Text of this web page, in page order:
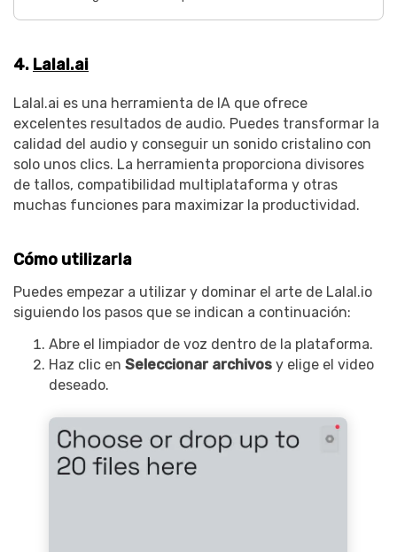
4. Lalal.ai
Lalal.ai es una herramienta de IA que ofrece
excelentes resultados de audio. Puedes transformar la
calidad del audio y conseguir un sonido cristalino con
solo unos clics. La herramienta proporciona divisores
de tallos, compatibilidad multiplataforma y otras
muchas funciones para maximizar la productividad.
Cómo utilizarla
Puedes empezar a utilizar y dominar el arte de Lalal.io
siguiendo los pasos que se indican a continuación:
Abre el limpiador de voz dentro de la plataforma.
Haz clic en Seleccionar archivos y elige el video
deseado.